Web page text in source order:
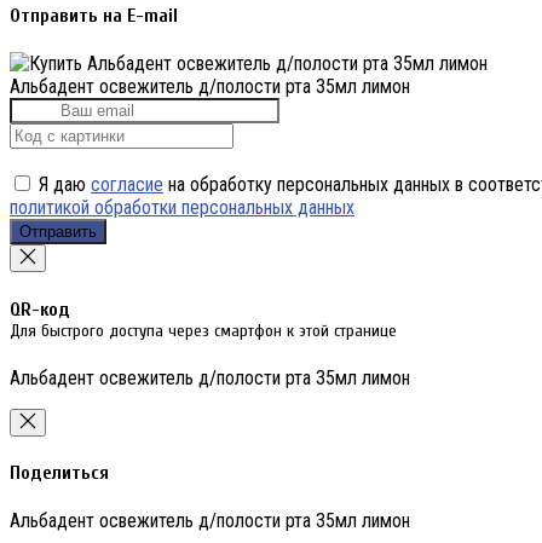
Отправить на E-mail
Альбадент освежитель д/полости рта 35мл лимон
Я даю согласие на обработку персональных данных в
политикой обработки персональных данных
Отправить
QR-код
Для быстрого доступа через смартфон к этой странице
Альбадент освежитель д/полости рта 35мл лимон
Поделиться
Альбадент освежитель д/полости рта 35мл лимон